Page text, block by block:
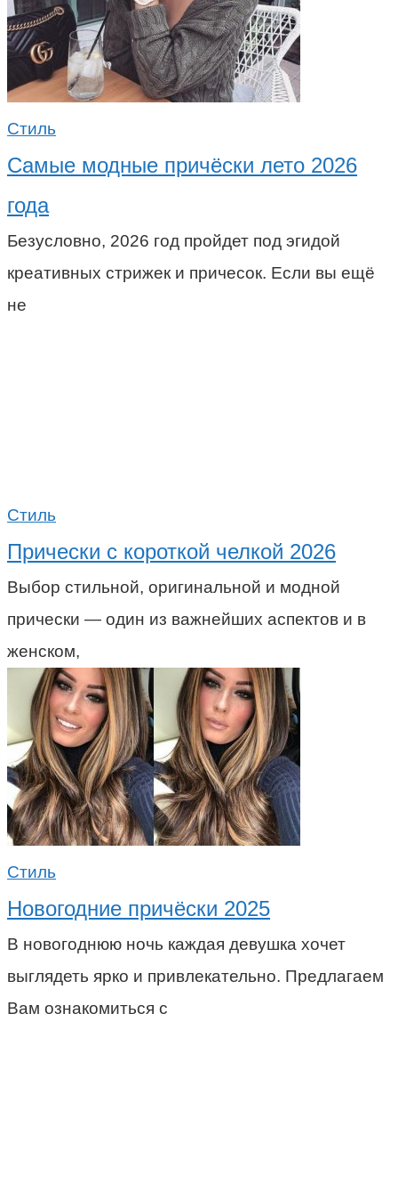
Стиль
Самые модные причёски лето 2026
года
Безусловно, 2026 год пройдет под эгидой
креативных стрижек и причесок. Если вы ещё
не
Стиль
Прически с короткой челкой 2026
Выбор стильной, оригинальной и модной
прически — один из важнейших аспектов и в
женском,
Стиль
Новогодние причёски 2025
В новогоднюю ночь каждая девушка хочет
выглядеть ярко и привлекательно. Предлагаем
Вам ознакомиться с